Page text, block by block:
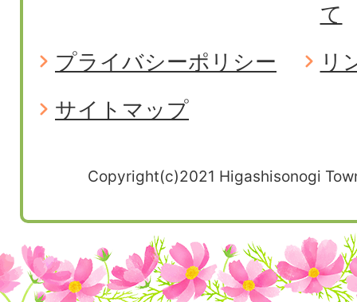
て
プライバシーポリシー
リ
サイトマップ
Copyright(c)2021 Higashisonogi